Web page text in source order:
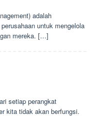
adalah
untuk mengelola
mereka. […]
setiap perangkat
kita tidak akan berfungsi.